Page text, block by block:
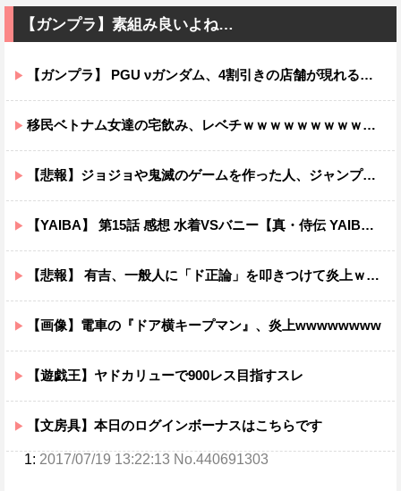
【ガンプラ】素組み良いよね…
【ガンプラ】 PGU νガンダム、4割引きの店舗が現れる…安いけど置く場所が…
移民ベトナム女達の宅飲み、レベチｗｗｗｗｗｗｗｗｗｗｗｗｗｗｗｗｗｗｗｗｗｗｗｗ
【悲報】ジョジョや鬼滅のゲームを作った人、ジャンプ垢にブロックされてお気持ち表明
【YAIBA】 第15話 感想 水着VSバニー【真・侍伝 YAIBA】
【悲報】 有吉、一般人に「ド正論」を叩きつけて炎上ｗｗｗｗｗｗｗｗ
【画像】電車の『ドア横キープマン』、炎上wwwwwwww
【遊戯王】ヤドカリューで900レス目指すスレ
【文房具】本日のログインボーナスはこちらです
1: 2017/07/19 13:22:13 No.440691303